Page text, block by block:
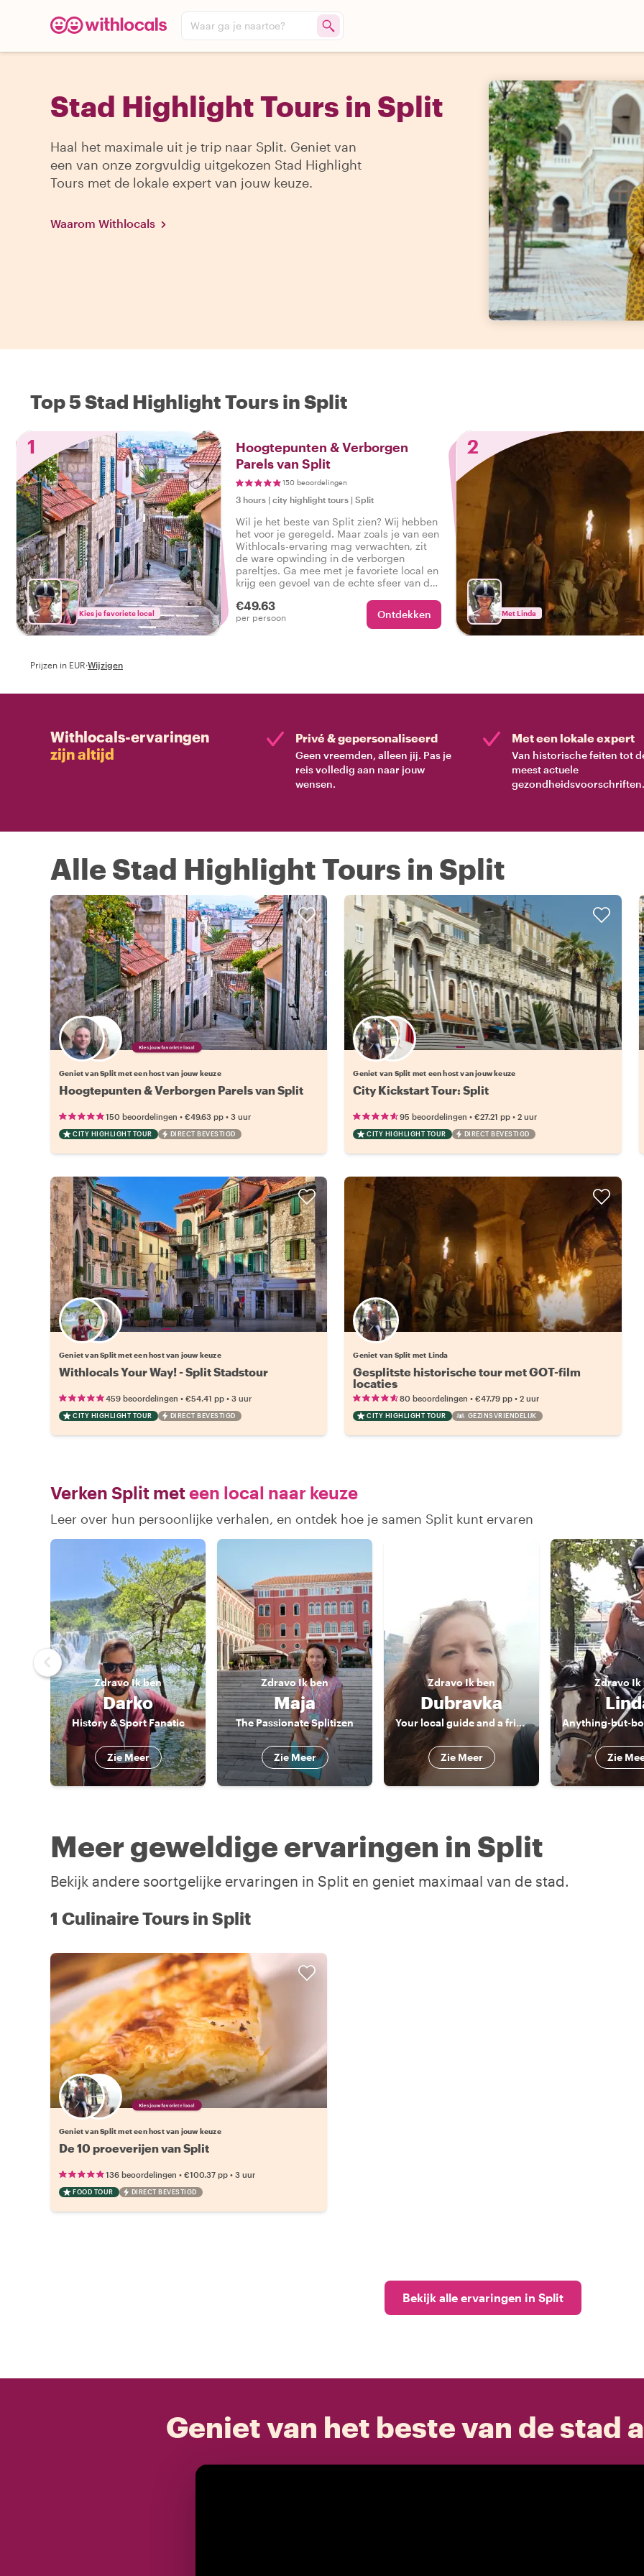
Waar ga je naartoe?
Stad Highlight Tours in Split
Haal het maximale uit je trip naar Split. Geniet van
een van onze zorgvuldig uitgekozen Stad Highlight
Tours met de lokale expert van jouw keuze.
Waarom Withlocals
Top 5 Stad Highlight Tours in Split
1
Kies je favoriete local
Hoogtepunten & Verborgen
Parels van Split
150 beoordelingen
3 hours | city highlight tours | Split
Wil je het beste van Split zien? Wij hebben
het voor je geregeld. Maar zoals je van een
Withlocals-ervaring mag verwachten, zit
de ware opwinding in de verborgen
pareltjes. Ga mee met je favoriete local en
krijg een gevoel van de echte sfeer van de
zodat je kunt zeggen: Ik heb het echte
Split ervaren!
€49.63
per persoon Ontdekken
2
Met Linda
Prijzen in EUR·Wijzigen
Withlocals-ervaringen
zijn altijd
Privé & gepersonaliseerd
Geen vreemden, alleen jij. Pas je
reis volledig aan naar jouw
wensen.
Met een lokale expert
Van historische feiten tot
meest actuele
gezondheidsvoorschriften.
Alle Stad Highlight Tours in Split
Kies jouw favoriete local
Geniet van Split met een host van jouw keuze
Hoogtepunten & Verborgen Parels van Split
150 beoordelingen • €49.63 pp • 3 uur
CITY HIGHLIGHT TOUR DIRECT BEVESTIGD
Kies jouw favoriete local
Geniet van Split met een host van jouw keuze
City Kickstart Tour: Split
95 beoordelingen •€27.21 pp •2 uur
CITY HIGHLIGHT TOUR DIRECT BEVESTIGD
Kies jouw favoriete local
Geniet van Split met een host van jouw keuze
Withlocals Your Way! - Split Stadstour
459 beoordelingen • €54.41 pp • 3 uur
CITY HIGHLIGHT TOUR DIRECT BEVESTIGD
Geniet van Split met Linda
Gesplitste historische tour met GOT-film
locaties
80 beoordelingen •€47.79 pp •2 uur
CITY HIGHLIGHT TOUR GEZINSVRIENDELIJK
Verken Split meteen local naar keuze
Leer over hun persoonlijke verhalen, en ontdek hoe je samen Split kunt ervaren
ZdravoIk ben
Darko
History & Sport Fanatic
Zie Meer
ZdravoIk ben
Maja
The Passionate Splitizen
Zie Meer
ZdravoIk ben
Dubravka
Your local guide and a friend
Zie Meer
ZdravoIk
Zie
Meer geweldige ervaringen in Split
Bekijk andere soortgelijke ervaringen in Split en geniet maximaal van de stad.
1 Culinaire Tours in Split
Kies jouw favoriete local
Geniet van Split met een host van jouw keuze
De 10 proeverijen van Split
136 beoordelingen • €100.37 pp • 3 uur
FOOD TOUR DIRECT BEVESTIGD
Bekijk alle ervaringen in Split
Geniet van het beste van de stad